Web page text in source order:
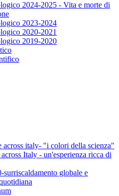
2024-2025 - Vita e morte di
2023-2024
2020-2021
2019-2020
across italy- "i colori della scienza"
Italy - un'esperienza ricca di
surriscaldamento globale e